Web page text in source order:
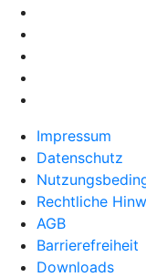
Impressum
Datenschutz
Rechtliche
AGB
Barrierefreiheit
Downloads